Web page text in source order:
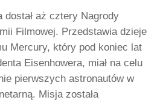
dostał aż cztery Nagrody
Filmowej. Przedstawia dzieje
Mercury, który pod koniec lat
Eisenhowera, miał na celu
pierwszych astronautów w
Misja została